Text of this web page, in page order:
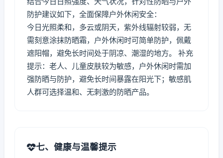
防护建议如下，全面保障户外休闲安全：
今日光照柔和，多云或阴天，紫外线辐射较弱，无
需刻意涂抹防晒霜，户外休闲时可简单防护，佩戴
遮阳帽，避免长时间处于阴凉、潮湿的地方。 补充
提示：老人、儿童皮肤较为敏感，户外休闲时需加
强防晒与防护，避免长时间暴露在阳光下；敏感肌
人群可选择温和、无刺激的防晒产品。
七、健康与温馨提示